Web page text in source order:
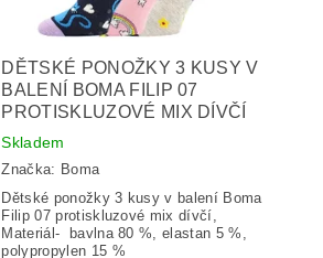
DĚTSKÉ PONOŽKY 3 KUSY V
BALENÍ BOMA FILIP 07
PROTISKLUZOVÉ MIX DÍVČÍ
Skladem
Značka: Boma
Dětské ponožky 3 kusy v balení Boma
Filip 07 protiskluzové mix dívčí,
Materiál- bavlna 80 %, elastan 5 %,
polypropylen 15 %